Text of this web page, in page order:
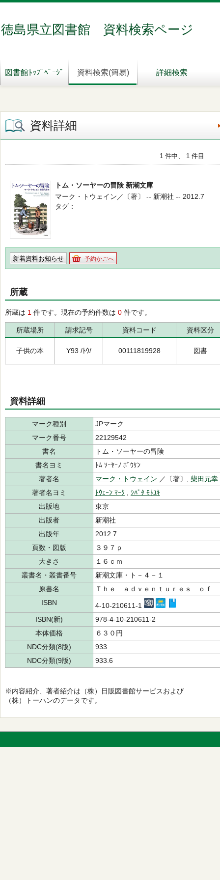
徳島県立図書館 資料検索ページ
図書館ﾄｯﾌﾟﾍﾟｰｼﾞ 資料検索(簡易) 詳細検索
資料詳細
1 件中、 1 件目
トム・ソーヤーの冒険 新潮文庫
マーク・トウェイン／〔著〕 -- 新潮社 -- 2012.7
タグ
新着資料お知らせ 予約かごへ
所蔵
所蔵は 1 件です。現在の予約件数は 0 件です。
所蔵場所 請求記号 資料コード 資料区分
子供の本 Y93 /ﾄｳ/ 00111819928 図書
資料詳細
マーク種別
JPマーク
マーク番号
22129542
書名
トム・ソーヤーの冒険
書名ヨミ
ﾄﾑ ｿｰﾔｰﾉ ﾎﾞｳｹﾝ
著者名
マーク・トウェイン ／〔著〕, 柴田元幸
著者名ヨミ
ﾄｳｪｰﾝ ﾏｰｸ
ｼﾊﾞﾀ ﾓﾄﾕｷ
出版地
東京
出版者
新潮社
出版年
2012.7
頁数・図版
３９７ｐ
大きさ
１６ｃｍ
叢書名・叢書番号
新潮文庫・ト－４－１
原書名
Ｔｈｅ ａｄｖｅｎｔｕｒｅｓ ｏｆ
ISBN
4-10-210611-1
ISBN(新)
978-4-10-210611-2
本体価格
６３０円
NDC分類(8版)
933
NDC分類(9版)
933.6
※内容紹介、著者紹介は（株）日販図書館サービスおよび
（株）トーハンのデータです。